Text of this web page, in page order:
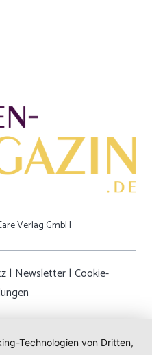
Verlag GmbH
| Newsletter| Cookie-
Technologien von Dritten,